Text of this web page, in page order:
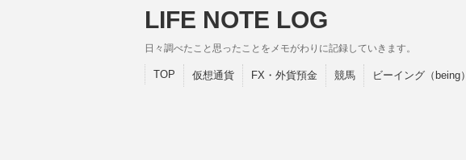
LIFE NOTE LOG
日々調べたこと思ったことをメモがわりに記録していきます。
TOP 仮想通貨 FX・外貨預金 競馬 ビーイング（being）